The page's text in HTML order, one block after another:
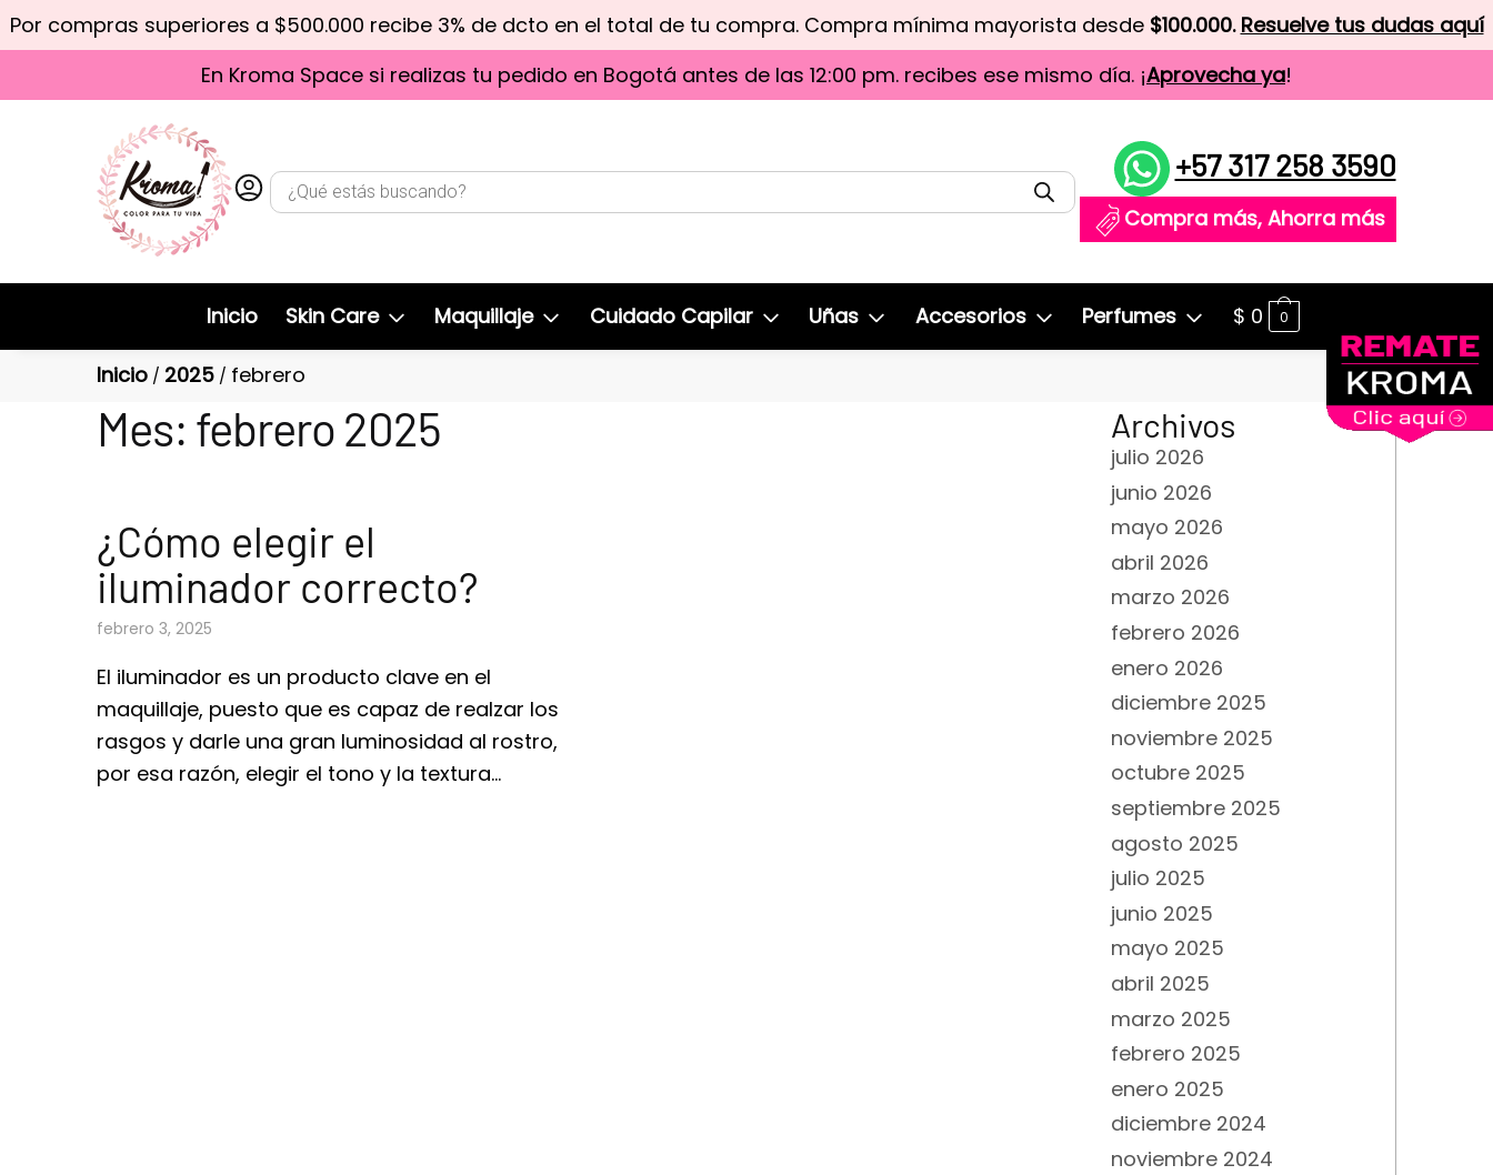
Por compras superiores a $500.000 recibe 3% de dcto en el total de tu compra. Compra mínima mayorista desde $100.000. Resuelve tus dudas aquí
En Kroma Space si realizas tu pedido en Bogotá antes de las 12:00 pm. recibes ese mismo día. ¡Aprovecha ya!
+57 317 258 3590
Compra más, Ahorra más
Inicio Skin Care Maquillaje Cuidado Capilar Uñas Accesorios Perfumes $ 0 0
Inicio / 2025 / febrero
Mes: febrero 2025
¿Cómo elegir el
iluminador correcto?
febrero 3, 2025
El iluminador es un producto clave en el
maquillaje, puesto que es capaz de realzar los
rasgos y darle una gran luminosidad al rostro,
por esa razón, elegir el tono y la textura…
Archivos
julio 2026
junio 2026
mayo 2026
abril 2026
marzo 2026
febrero 2026
enero 2026
diciembre 2025
noviembre 2025
octubre 2025
septiembre 2025
agosto 2025
julio 2025
junio 2025
mayo 2025
abril 2025
marzo 2025
febrero 2025
enero 2025
diciembre 2024
noviembre 2024